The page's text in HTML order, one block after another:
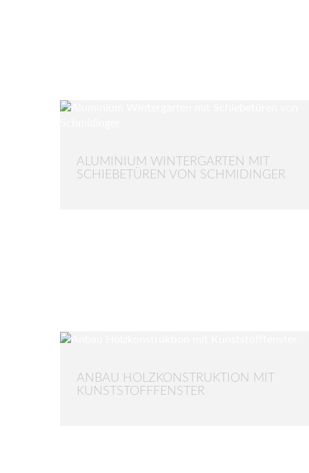
ALUMINIUM WINTERGARTEN MIT
SCHIEBETÜREN VON SCHMIDINGER
ANBAU HOLZKONSTRUKTION MIT
KUNSTSTOFFFENSTER